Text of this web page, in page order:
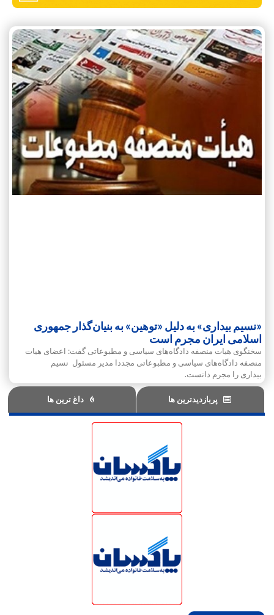
«نسیم بیداری» به دلیل «توهین» به بنیان‌گذار جمهوری
اسلامی ایران مجرم است
سخنگوی هیات منصفه دادگاه‌های سیاسی و مطبوعاتی گفت‌: اعضای هیات
منصفه دادگاه‌های سیاسی و مطبوعاتی مجددا مدیر مسئول نسیم
بیداری را مجرم دانست.
پربازدیدترین ها داغ ترین ها